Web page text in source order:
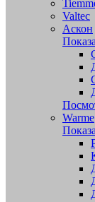
Valtec
Аскон
Warme